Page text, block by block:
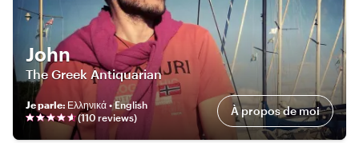
John
The Greek Antiquarian
Je parle: Ελληνικά • English
(110 reviews) À propos de moi